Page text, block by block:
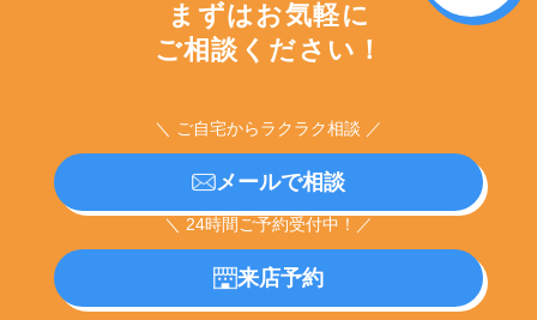
まずはお気軽に
ご相談ください！
＼ ご自宅からラクラク相談 ／
メールで相談
＼ 24時間ご予約受付中！／
来店予約